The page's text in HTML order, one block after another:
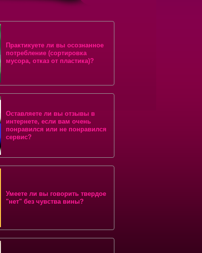
Практикуете ли вы осознанное
потребление (сортировка
мусора, отказ от пластика)?
Оставляете ли вы отзывы в
интернете, если вам очень
понравился или не понравился
сервис?
Умеете ли вы говорить твердое
"нет" без чувства вины?